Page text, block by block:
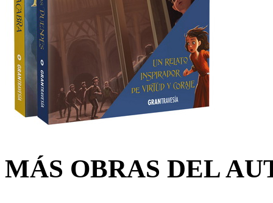
MÁS OBRAS DEL